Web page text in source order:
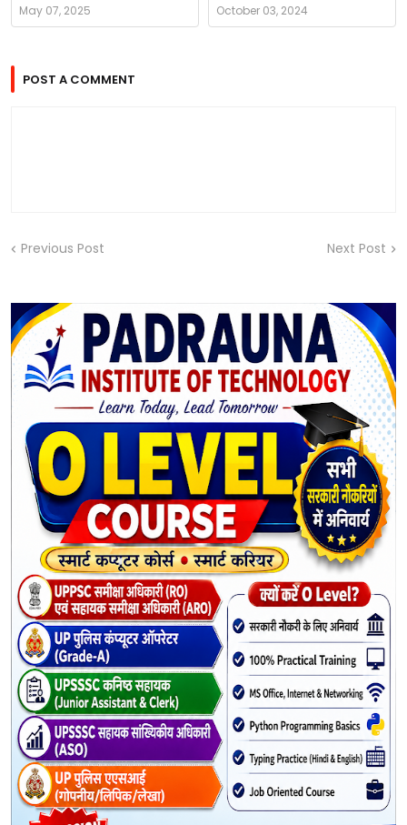
May 07, 2025 October 03, 2024
POST A COMMENT
Previous Post Next Post